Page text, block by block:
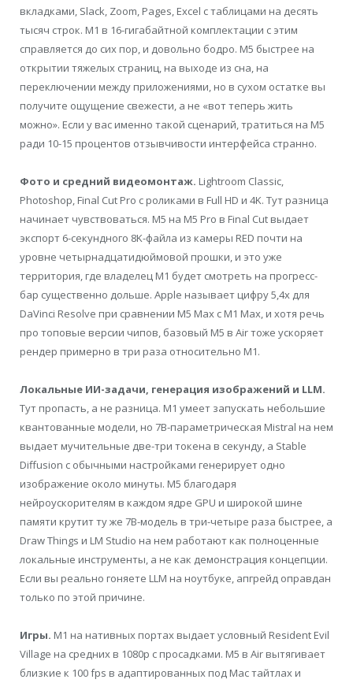
вкладками, Slack, Zoom, Pages, Excel с таблицами на десять
тысяч строк. M1 в 16-гигабайтной комплектации с этим
справляется до сих пор, и довольно бодро. M5 быстрее на
открытии тяжелых страниц, на выходе из сна, на
переключении между приложениями, но в сухом остатке вы
получите ощущение свежести, а не «вот теперь жить
можно». Если у вас именно такой сценарий, тратиться на M5
ради 10-15 процентов отзывчивости интерфейса странно.
Фото и средний видеомонтаж. Lightroom Classic,
Photoshop, Final Cut Pro с роликами в Full HD и 4K. Тут разница
начинает чувствоваться. M5 на M5 Pro в Final Cut выдает
экспорт 6-секундного 8K-файла из камеры RED почти на
уровне четырнадцатидюймовой прошки, и это уже
территория, где владелец M1 будет смотреть на прогресс-
бар существенно дольше. Apple называет цифру 5,4x для
DaVinci Resolve при сравнении M5 Max c M1 Max, и хотя речь
про топовые версии чипов, базовый M5 в Air тоже ускоряет
рендер примерно в три раза относительно M1.
Локальные ИИ-задачи, генерация изображений и LLM.
Тут пропасть, а не разница. M1 умеет запускать небольшие
квантованные модели, но 7B-параметрическая Mistral на нем
выдает мучительные две-три токена в секунду, а Stable
Diffusion с обычными настройками генерирует одно
изображение около минуты. M5 благодаря
нейроускорителям в каждом ядре GPU и широкой шине
памяти крутит ту же 7B-модель в три-четыре раза быстрее, а
Draw Things и LM Studio на нем работают как полноценные
локальные инструменты, а не как демонстрация концепции.
Если вы реально гоняете LLM на ноутбуке, апгрейд оправдан
только по этой причине.
Игры. M1 на нативных портах выдает условный Resident Evil
Village на средних в 1080p с просадками. M5 в Air вытягивает
близкие к 100 fps в адаптированных под Mac тайтлах и